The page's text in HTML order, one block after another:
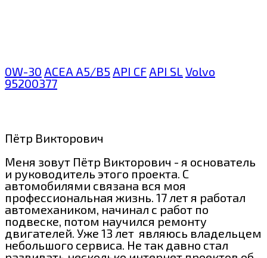
0W-30 ACEA A5/B5 API CF API SL Volvo
95200377
Пётр Викторович
Меня зовут Пётр Викторович - я основатель
и руководитель этого проекта. С
автомобилями связана вся моя
профессиональная жизнь. 17 лет я работал
автомехаником, начинал с работ по
подвеске, потом научился ремонту
двигателей. Уже 13 лет являюсь владельцем
небольшого сервиса. Не так давно стал